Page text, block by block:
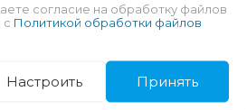
согласие на обработку файлов
с Политикой обработки файлов
Настроить Принять